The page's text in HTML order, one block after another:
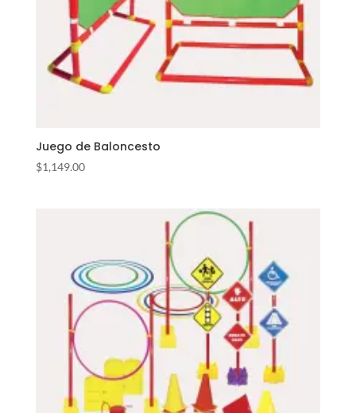
Juego de Baloncesto
$1,149.00